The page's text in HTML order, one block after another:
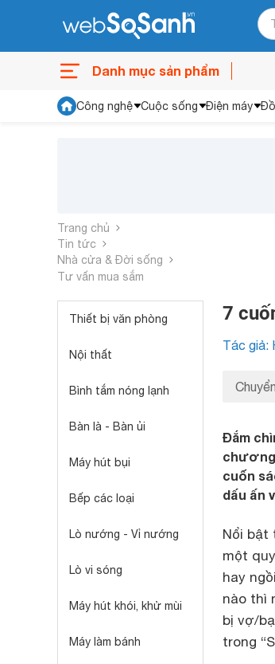
Danh mục sản phẩm
Công nghệ Cuộc sống Điện máy
Trang chủ
Tin tức
Nhà cửa & Đời sống
Tư vấn mua sắm
Thiết bị văn phòng
Nội thất
Bình tắm nóng lạnh
Bàn là - Bàn ủi
Máy hút bụi
Bếp các loại
Lò nướng - Vỉ nướng
Lò vi sóng
Máy hút khói, khử mùi
Máy làm bánh
7
Tác giả:
Đắm
chương
cuốn
dấu ấn
Nổi bật
một
hay
nào thì
bị vợ/
trong